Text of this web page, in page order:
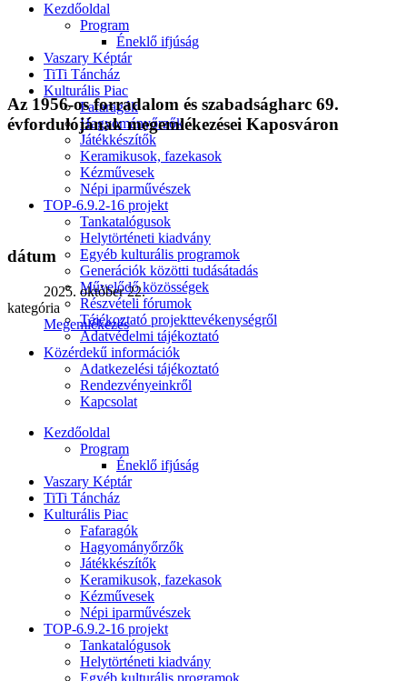
Kezdőoldal
Program
Éneklő ifjúság
Vaszary Képtár
TiTi Táncház
Kulturális Piac
Fafaragók
Hagyományőrzők
Játékkészítők
Keramikusok, fazekasok
Kézművesek
Népi iparművészek
TOP-6.9.2-16 projekt
Tankatalógusok
Helytörténeti kiadvány
Egyéb kulturális programok
Generációk közötti tudásátadás
Művelődő közösségek
Részvételi fórumok
Tájékoztató projekttevékenységről
Adatvédelmi tájékoztató
Közérdekű információk
Adatkezelési tájékoztató
Rendezvényeinkről
Kapcsolat
Kezdőoldal
Program
Éneklő ifjúság
Vaszary Képtár
TiTi Táncház
Kulturális Piac
Fafaragók
Hagyományőrzők
Játékkészítők
Keramikusok, fazekasok
Kézművesek
Népi iparművészek
TOP-6.9.2-16 projekt
Tankatalógusok
Helytörténeti kiadvány
Egyéb kulturális programok
Az 1956-os forradalom és szabadságharc 69.
évfordulójának megemlékezései Kaposváron
dátum
2025. október 22.
kategória
Megemlékezés